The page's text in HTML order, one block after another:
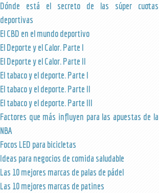
Dónde está el secreto de las súper cuotas
deportivas
El CBD en el mundo deportivo
El Deporte y el Calor. Parte I
El Deporte y el Calor. Parte II
El tabaco y el deporte. Parte I
El tabaco y el deporte. Parte II
El tabaco y el deporte. Parte III
Factores que más influyen para las apuestas de la
NBA
Focos LED para bicicletas
Ideas para negocios de comida saludable
Las 10 mejores marcas de palas de pádel
Las 10 mejores marcas de patines